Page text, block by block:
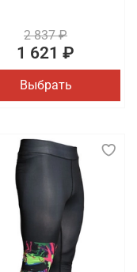
2 837 ₽
1 621 ₽
Выбрать